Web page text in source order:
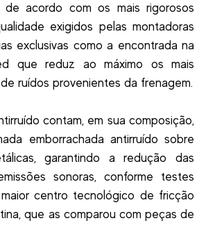
de acordo com os mais rigorosos
exigidos pelas montadoras
exclusivas como a encontrada na
que reduz ao máximo os mais
ruídos provenientes da frenagem.
contam, em sua composição,
emborrachada antirruído sobre
garantindo a redução das
sonoras, conforme testes
centro tecnológico de fricção
que as comparou com peças de